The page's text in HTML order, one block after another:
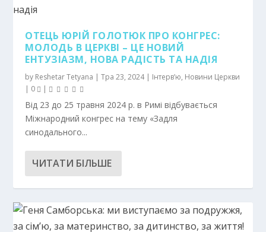
ОТЕЦЬ ЮРІЙ ГОЛОТЮК ПРО КОНГРЕС:
МОЛОДЬ В ЦЕРКВІ – ЦЕ НОВИЙ
ЕНТУЗІАЗМ, НОВА РАДІСТЬ ТА НАДІЯ
by Reshetar Tetyana |Тра 23, 2024| Інтерв’ю, Новини Церкви
| 0 |
Від 23 до 25 травня 2024 р. в Римі відбувається
Міжнародний конгрес на тему «Задля
синодального...
ЧИТАТИ БІЛЬШЕ